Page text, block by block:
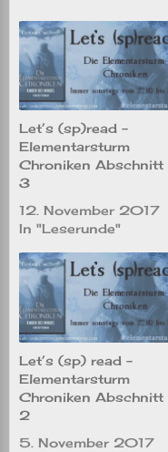
Let’s (sp)read –
Elementarsturm
Chroniken Abschnitt
3
12. November 2017
In "Leserunde"
Let’s (sp) read –
Elementarsturm
Chroniken Abschnitt
2
5. November 2017